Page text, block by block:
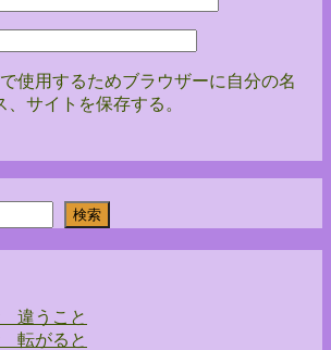
使用するためブラウザーに自分の名
サイトを保存する。
検索
違うこと
転がると